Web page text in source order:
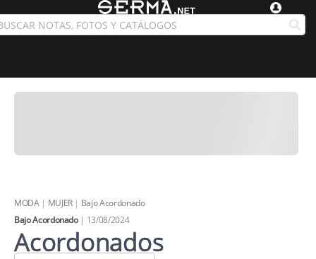
MODA| MUJER| Bajo Acordonado
Bajo Acordonado| 13/08/2024
Acordonados